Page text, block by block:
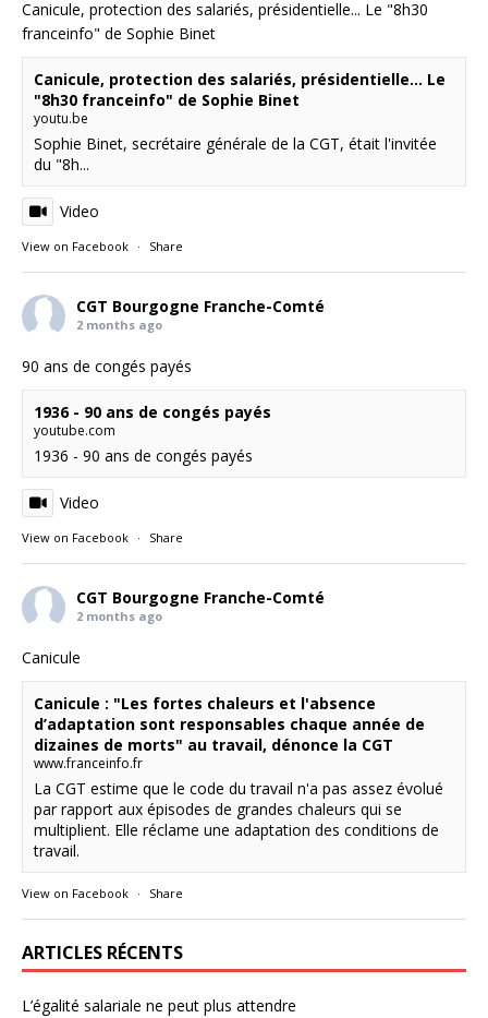
Canicule, protection des salariés, présidentielle... Le "8h30
franceinfo" de Sophie Binet
Canicule, protection des salariés, présidentielle... Le
"8h30 franceinfo" de Sophie Binet
youtu.be
Sophie Binet, secrétaire générale de la CGT, était l'invitée
du "8h...
Video
View on Facebook · Share
CGT Bourgogne Franche-Comté
2 months ago
90 ans de congés payés
1936 - 90 ans de congés payés
youtube.com
1936 - 90 ans de congés payés
Video
View on Facebook · Share
CGT Bourgogne Franche-Comté
2 months ago
Canicule
Canicule : "Les fortes chaleurs et l'absence
d’adaptation sont responsables chaque année de
dizaines de morts" au travail, dénonce la CGT
www.franceinfo.fr
La CGT estime que le code du travail n'a pas assez évolué
par rapport aux épisodes de grandes chaleurs qui se
multiplient. Elle réclame une adaptation des conditions de
travail.
View on Facebook · Share
ARTICLES RÉCENTS
L’égalité salariale ne peut plus attendre